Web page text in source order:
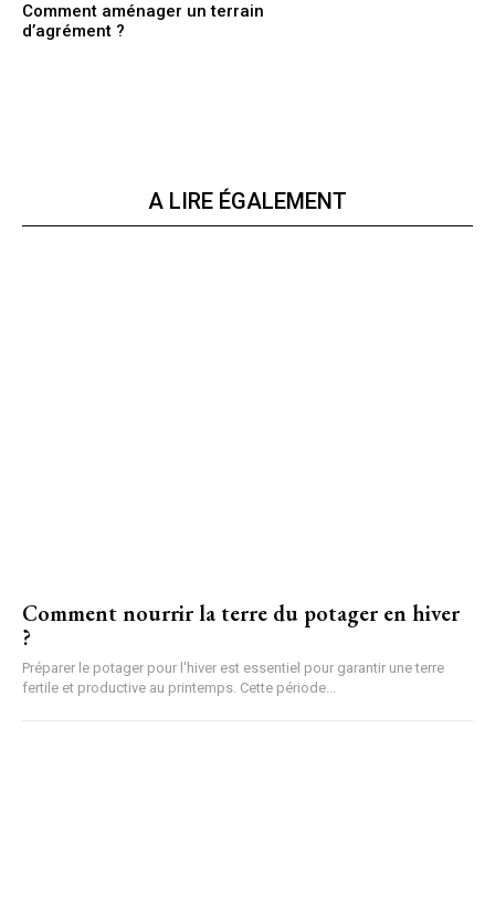
Comment aménager un terrain
d’agrément ?
A LIRE ÉGALEMENT
Comment nourrir la terre du potager en hiver
?
Préparer le potager pour l'hiver est essentiel pour garantir une terre
fertile et productive au printemps. Cette période...